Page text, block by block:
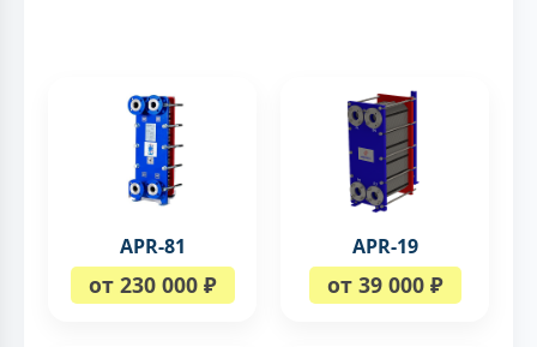
APR-81
от 230 000 ₽
APR-19
от 39 000 ₽